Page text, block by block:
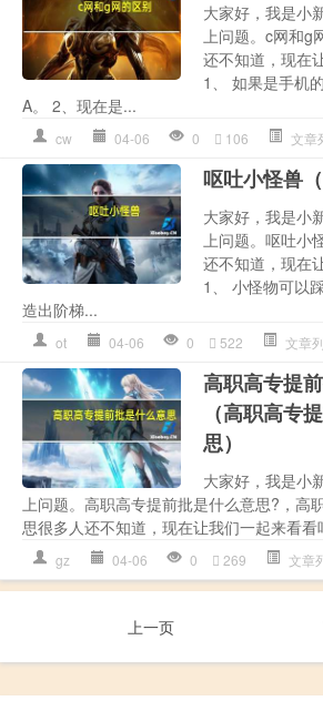
大家好，我是小
上问题。c网和g
还不知道，现在
1、 如果是手机
A。 2、现在是...
cw 04-06 0 106 文章
呕吐小怪兽
大家好，我是小
上问题。呕吐小
还不知道，现在
1、 小怪物可以
造出阶梯...
ot 04-06 0 522 文章
高职高专提
（高职高专
思）
大家好，我是小
上问题。高职高专提前批是什么意思?，高
思很多人还不知道，现在让我们一起来看
gz 04-06 0 269 文章
上一页